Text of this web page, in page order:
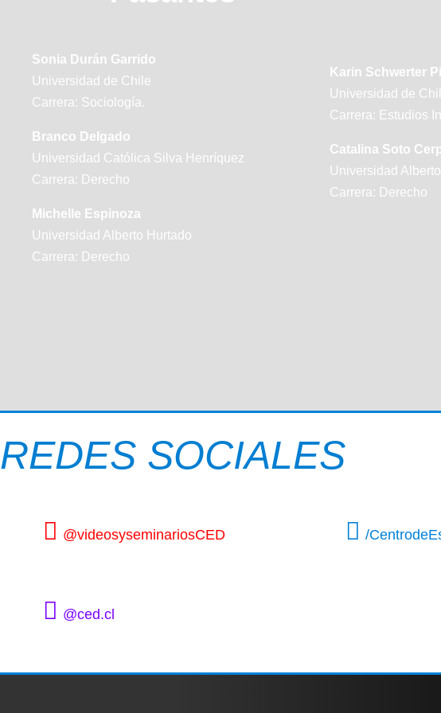
Sonia Durán Garrido
Universidad de Chile
Carrera: Sociología.
Branco Delgado
Universidad Católica Silva Henríquez
Carrera: Derecho
Michelle Espinoza
Universidad Alberto Hurtado
Carrera: Derecho
Karin Schwerter
Universidad de
Carrera: Estudios
Catalina Soto
Universidad
Carrera: Derecho
REDES SOCIALES
@videosyseminariosCED /
@ced.cl